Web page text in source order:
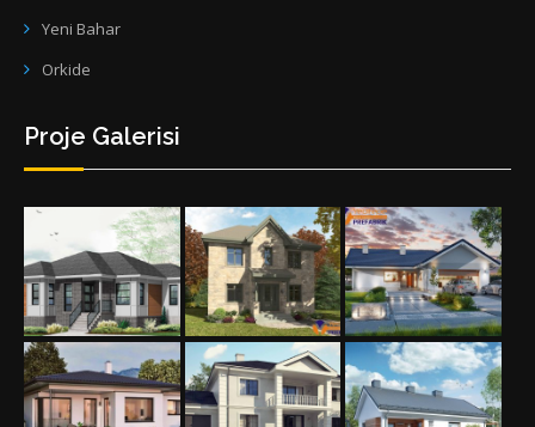
Yeni Bahar
Orkide
Proje Galerisi